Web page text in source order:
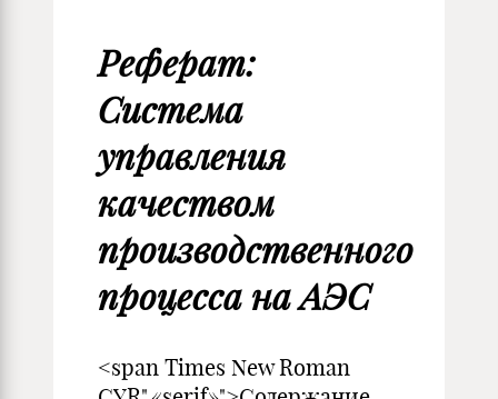
Реферат:
Система
управления
качеством
производственного
процесса на АЭС
<span Times New Roman